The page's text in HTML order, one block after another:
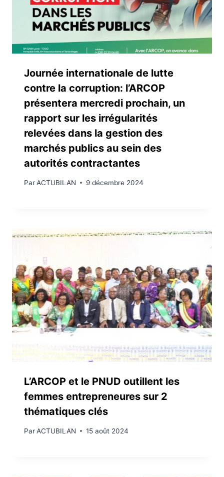
Journée internationale de lutte
contre la corruption: l’ARCOP
présentera mercredi prochain, un
rapport sur les irrégularités
relevées dans la gestion des
marchés publics au sein des
autorités contractantes
ParACTUBILAN 9 décembre 2024
L’ARCOP et le PNUD outillent les
femmes entrepreneures sur 2
thématiques clés
ParACTUBILAN 15 août 2024